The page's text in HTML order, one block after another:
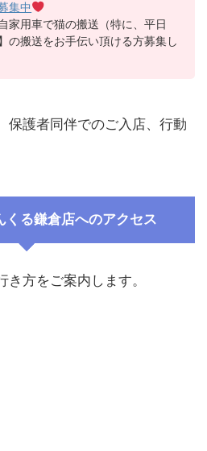
集中
家用車で猫の搬送（特に、平日
の搬送をお手伝い頂ける方募集し
保護者同伴でのご入店、行動
くる鎌倉店へのアクセス
方をご案内します。